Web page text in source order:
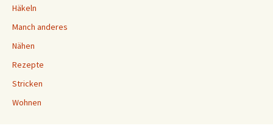
Häkeln
Manch anderes
Nähen
Rezepte
Stricken
Wohnen